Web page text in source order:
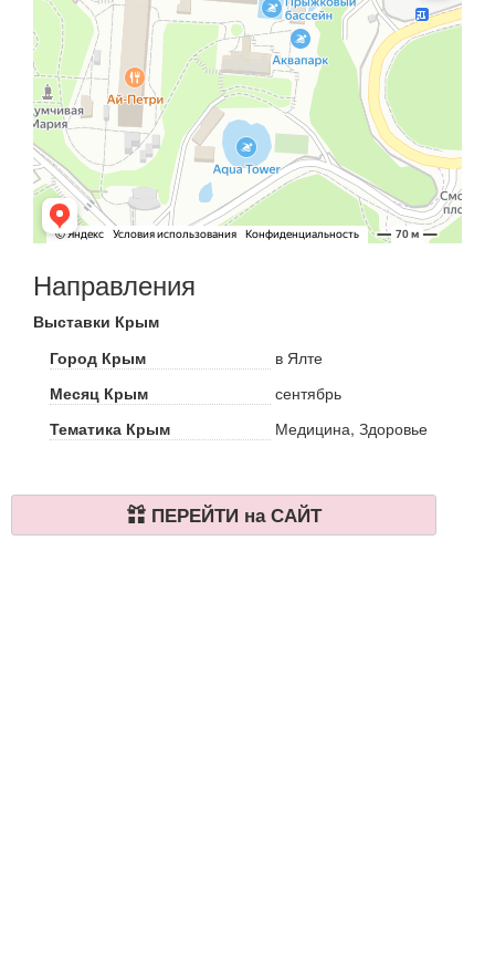
Направления
Выставки Крым
Город Крым
в Ялте
Месяц Крым
сентябрь
Тематика Крым
Медицина, Здоровье
ПЕРЕЙТИ на САЙТ